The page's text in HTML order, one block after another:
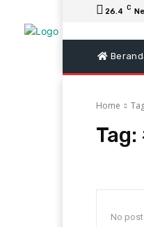
26.4 C
Home
Tag:
No